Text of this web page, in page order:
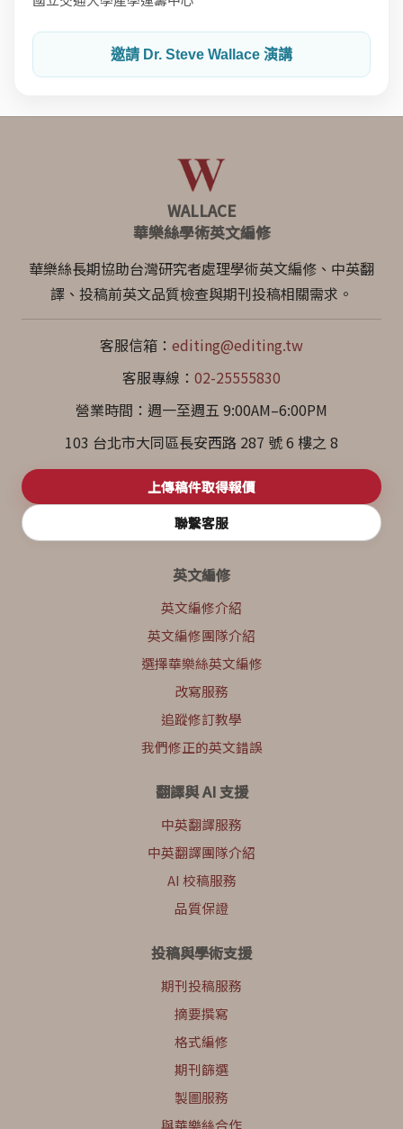
邀請 Dr. Steve Wallace 演講
WALLACE
華樂絲學術英文編修
華樂絲長期協助台灣研究者處理學術英文編修、中英翻
譯、投稿前英文品質檢查與期刊投稿相關需求。
客服信箱： editing@editing.tw
客服專線： 02-25555830
營業時間：週一至週五 9:00AM–6:00PM
103 台北市大同區長安西路 287 號 6 樓之 8
上傳稿件取得報價
聯繫客服
英文編修
英文編修介紹
英文編修團隊介紹
選擇華樂絲英文編修
改寫服務
追蹤修訂教學
我們修正的英文錯誤
翻譯與 AI 支援
中英翻譯服務
中英翻譯團隊介紹
AI 校稿服務
品質保證
投稿與學術支援
期刊投稿服務
摘要撰寫
格式編修
期刊篩選
製圖服務